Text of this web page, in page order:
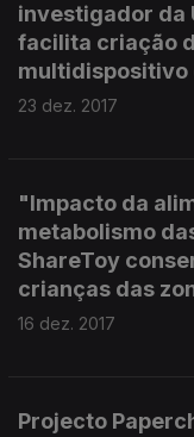
investigador da
facilita criação
multidispositivo
23 dez. 2017
"Impacto da
metabolismo
ShareToy
crianças das
16 dez. 2017
Projecto